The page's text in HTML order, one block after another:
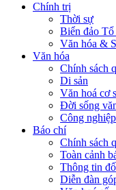
Chính trị
Thời sự
Biển đảo Tổ
Văn hóa &
Văn hóa
Chính sách
Di sản
Văn hoá cơ
Đời sống
Công
Báo chí
Chính sách
Toàn cảnh
Thông tin
Diễn đàn